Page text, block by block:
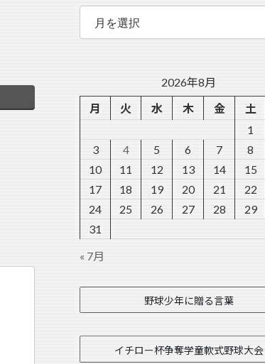
ア
ー
カ
イ
ブ
2026年8月
月
火 水 木 金 土
1
3
4 5 6 7 8
10
11 12 13 14 15
17
18 19 20 21 22
24
25 26 27 28 29
31
« 7月
野球少年に贈る言葉
イチロー杯争奪学童軟式野球大会